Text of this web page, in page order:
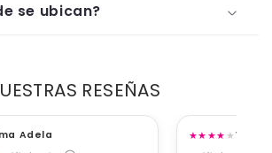
se ubican?
RESEÑAS
Adela ★★★★★